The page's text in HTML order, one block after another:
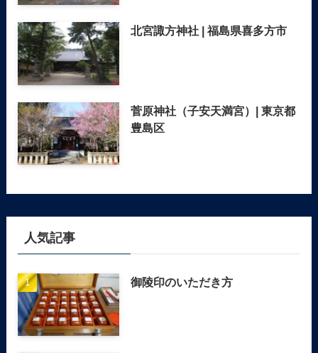
北宮諏方神社 | 福島県喜多方市
菅原神社（子安天満宮）| 東京都
豊島区
人気記事
御陵印のいただき方